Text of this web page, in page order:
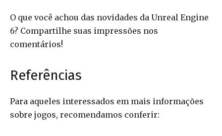
O que você achou das novidades da Unreal Engine
6? Compartilhe suas impressões nos
comentários!
Referências
Para aqueles interessados em mais informações
sobre jogos, recomendamos conferir: